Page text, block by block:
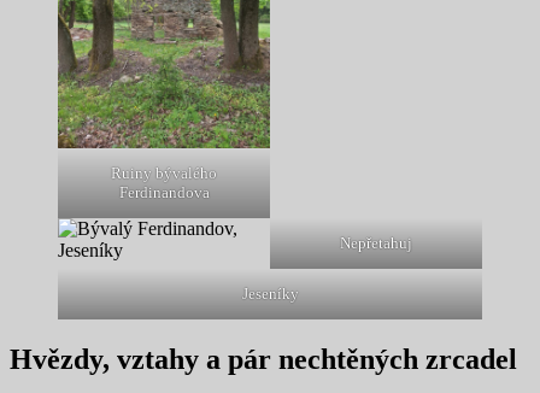
Ruiny bývalého
Ferdinandova
Nepřetahuj
Jeseníky
Hvězdy, vztahy a pár nechtěných zrcadel